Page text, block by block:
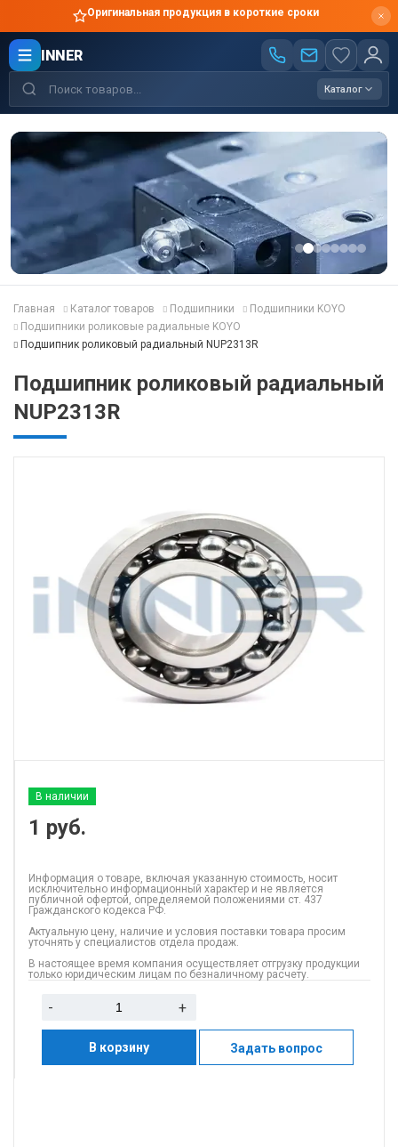
Оригинальная продукция в короткие сроки
INNER
Каталог
Главная Каталог товаров Подшипники
Подшипники KOYO
Подшипники роликовые радиальные KOYO
Подшипник роликовый радиальный NUP2313R
Подшипник роликовый радиальный
NUP2313R
В наличии
1 руб.
Информация о товаре, включая указанную стоимость, носит
исключительно информационный характер и не является
публичной офертой, определяемой положениями ст. 437
Гражданского кодекса РФ.
Актуальную цену, наличие и условия поставки товара просим
уточнять у специалистов отдела продаж.
В настоящее время компания осуществляет отгрузку продукции
только юридическим лицам по безналичному расчету.
- +
В корзину Задать вопрос